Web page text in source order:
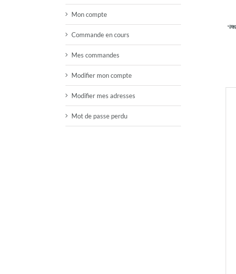
Mon compte
Commande en cours
Mes commandes
Modifier mon compte
Modifier mes adresses
Mot de passe perdu